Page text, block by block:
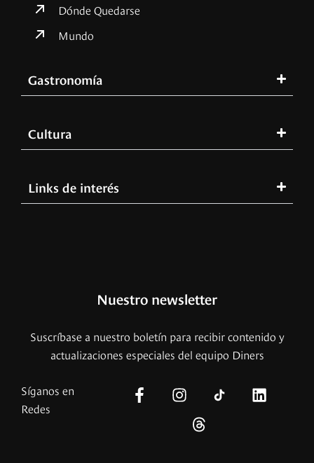
Dónde Quedarse
Mundo
Gastronomía
Cultura
Links de interés
Nuestro newsletter
Suscríbase a nuestro boletín para recibir contenido y
actualizaciones especiales del equipo Diners
Síganos en
Redes